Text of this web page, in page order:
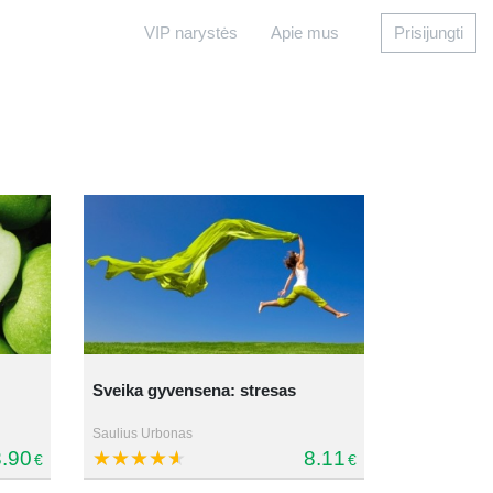
VIP narystės Apie mus Prisijungti
€
Sveika gyvensena: stresas
Saulius Urbonas
8.11€